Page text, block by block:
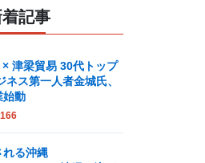
記事
津梁貿易 30代トップ
ス第一人者金城氏、
始動
166
れる沖縄